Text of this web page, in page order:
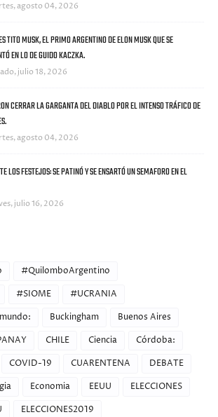
agosto 04, 2026
TITO MUSK, EL PRIMO ARGENTINO DE ELON MUSK QUE SE
EN LO DE GUIDO KACZKA.
julio 18, 2026
CERRAR LA GARGANTA DEL DIABLO POR EL INTENSO TRÁFICO DE
agosto 04, 2026
LOS FESTEJOS: SE PATINÓ Y SE ENSARTÓ UN SEMAFORO EN EL
julio 16, 2026
#QuilomboArgentino
#SIOME
#UCRANIA
Buckingham
Buenos Aires
CHILE Ciencia
Córdoba:
COVID-19 CUARENTENA
DEBATE
Economia EEUU
ELECCIONES
ELECCIONES2019